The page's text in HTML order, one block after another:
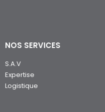
NOS SERVICES
S.A.V
Expertise
Logistique